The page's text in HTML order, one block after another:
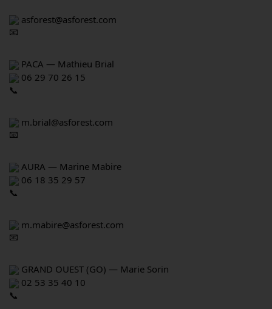
asforest@asforest.com
PACA — Mathieu Brial
06 29 70 26 15
m.brial@asforest.com
AURA — Marine Mabire
06 18 35 29 57
m.mabire@asforest.com
GRAND OUEST (GO) — Marie Sorin
02 53 35 40 10